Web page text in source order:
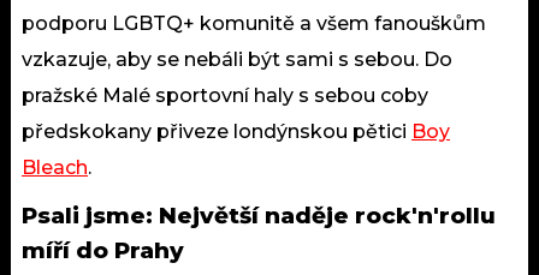
podporu LGBTQ+ komunitě a všem fanouškům
vzkazuje, aby se nebáli být sami s sebou. Do
pražské Malé sportovní haly s sebou coby
předskokany přiveze londýnskou pětici Boy
Bleach.
Psali jsme: Největší naděje rock'n'rollu
míří do Prahy